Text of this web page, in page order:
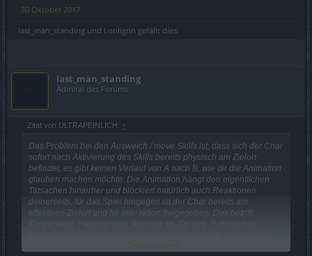
30 Oktober 2017
last_man_standing und Lonligrin gefällt dies.
last_man_standing
Admiral des Forums
Zitat von ULTRAPEINLICH: ↑
Das Problem bei den Ausweich / move Skills ist, dass sich der Char
sofort nach Aktivierung des Skills bereits physisch am Zielort
befindet, es gibt keinen Verlauf von A nach B, wie dir die Animation
glauben machen möchte. Die Animation hängt den eigentlichen
Tatsachen hinterher und blockiert natürlich auch Reaktionen
deinerseits, für das Spiel hingegen ist der Char bereits am
effektiven Zielort und für Interaktion freigegeben. Das betrifft
Ansturm um ein vielfaches schneller und flüssiger, ergo der Char
Click to expand...